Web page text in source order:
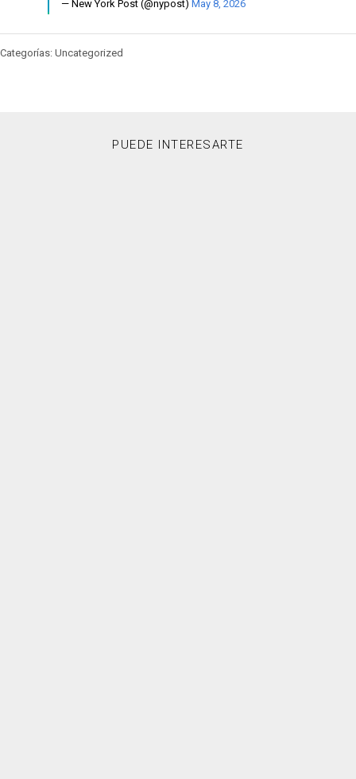
— New York Post (@nypost) May 8, 2026
Categorías: Uncategorized
PUEDE INTERESARTE